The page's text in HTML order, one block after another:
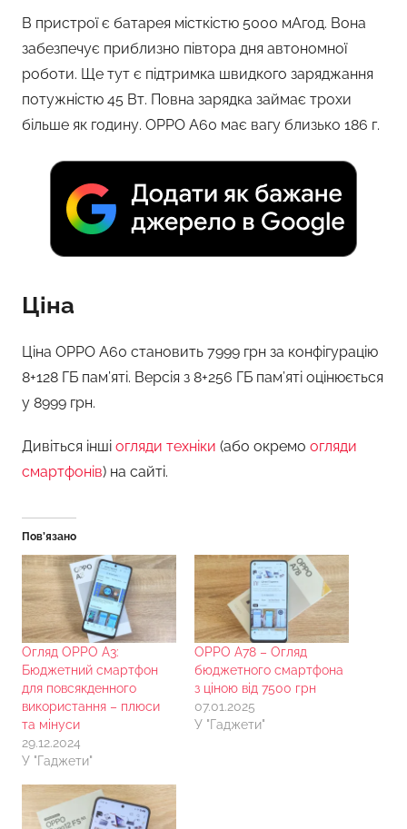
В пристрої є батарея місткістю 5000 мАгод. Вона
забезпечує приблизно півтора дня автономної
роботи. Ще тут є підтримка швидкого заряджання
потужністю 45 Вт. Повна зарядка займає трохи
більше як годину. OPPO A60 має вагу близько 186 г.
Ціна
Ціна OPPO A60 становить 7999 грн за конфігурацію
8+128 ГБ пам’яті. Версія з 8+256 ГБ пам’яті оцінюється
у 8999 грн.
Дивіться інші огляди техніки (або окремо огляди
смартфонів) на сайті.
Пов’язано
Огляд OPPO A3:
Бюджетний смартфон
для повсякденного
використання – плюси
та мінуси
29.12.2024
У "Гаджети"
OPPO A78 – Огляд
бюджетного смартфона
з ціною від 7500 грн
07.01.2025
У "Гаджети"